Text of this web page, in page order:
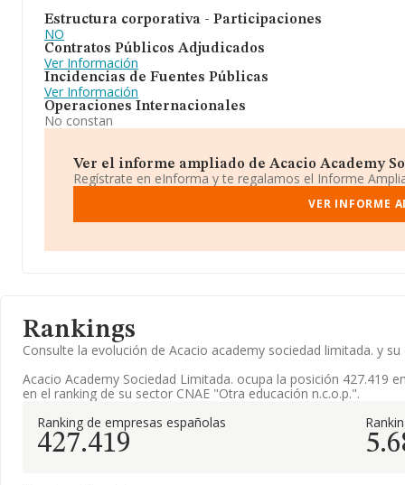
Estructura corporativa - Participaciones
NO
Contratos Públicos Adjudicados
Ver Información
Incidencias de Fuentes Públicas
Ver Información
Operaciones Internacionales
No constan
Ver el informe ampliado de Acacio Academy
Regístrate en eInforma y te regalamos el Informe
VER INFORME
Rankings
Consulte la evolución de Acacio academy sociedad limitada. y
Acacio Academy Sociedad Limitada. ocupa la posición 427.419
en el ranking de su sector CNAE "Otra educación n.c.o.p.".
Ranking de empresas españolas
427.419